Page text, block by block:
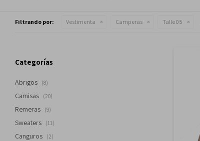
Filtrando por: Vestimenta Camperas Talle 05
Categorías
Abrigos (8)
Camisas (20)
Remeras (9)
Sweaters (11)
Canguros (2)